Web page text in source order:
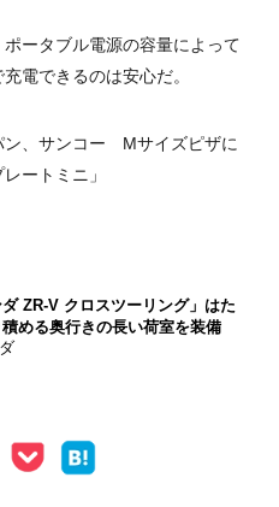
ータブル電源の容量によって
電できるのは安心だ。
、サンコー Mサイズピザに
ートミニ」
ダ ZR-V クロスツーリング」はた
める奥行きの長い荷室を装備